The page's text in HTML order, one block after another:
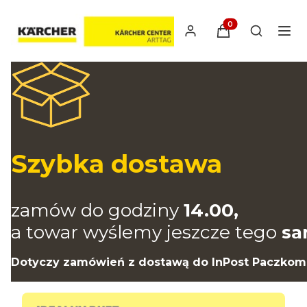
Produkty w
Otwórz
Szybka dostawa
zamów do godziny 14.00,
a towar wyślemy jeszcze tego
Dotyczy zamówień z dostawą do InPost